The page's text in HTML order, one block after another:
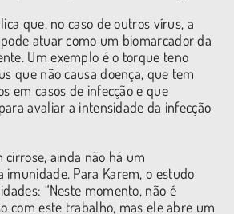
que, no caso de outros vírus, a
atuar como um biomarcador da
Um exemplo é o torque teno
que não causa doença, que tem
em casos de infecção e que
avaliar a intensidade da infecção
cirrose, ainda não há um
imunidade. Para Karem, o estudo
“Neste momento, não é
com este trabalho, mas ele abre um